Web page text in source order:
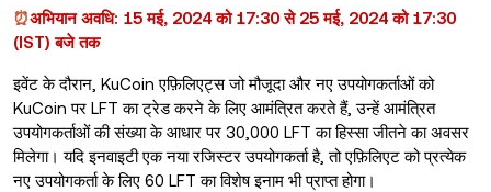
⏰अभियान अवधि: 15 मई, 2024 को 17:30 से 25 मई, 2024 को 17:30
(IST) बजे तक
इवेंट के दौरान, KuCoin एफ़िलिएट्स जो मौजूदा और नए उपयोगकर्ताओं को
KuCoin पर LFT का ट्रेड करने के लिए आमंत्रित करते हैं, उन्हें आमंत्रित
उपयोगकर्ताओं की संख्या के आधार पर 30,000 LFT का हिस्सा जीतने का अवसर
मिलेगा। यदि इनवाइटी एक नया रजिस्टर उपयोगकर्ता है, तो एफ़िलिएट को प्रत्येक
नए उपयोगकर्ता के लिए 60 LFT का विशेष इनाम भी प्राप्त होगा।